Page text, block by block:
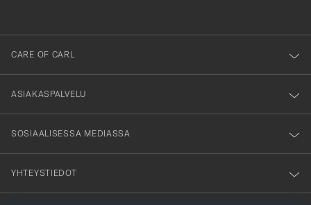
dig
till
vårt
nyhetsbrev!
CARE OF CARL
ASIAKASPALVELU
SOSIAALISESSA MEDIASSA
YHTEYSTIEDOT